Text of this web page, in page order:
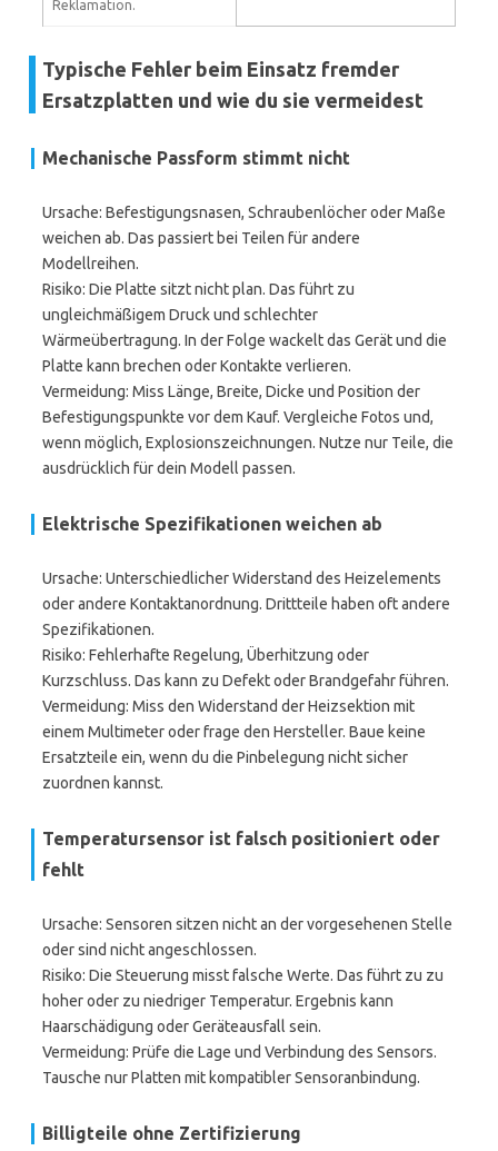
Reklamation.
Typische Fehler beim Einsatz fremder
Ersatzplatten und wie du sie vermeidest
Mechanische Passform stimmt nicht
Ursache: Befestigungsnasen, Schraubenlöcher oder Maße
weichen ab. Das passiert bei Teilen für andere
Modellreihen.
Risiko: Die Platte sitzt nicht plan. Das führt zu
ungleichmäßigem Druck und schlechter
Wärmeübertragung. In der Folge wackelt das Gerät und die
Platte kann brechen oder Kontakte verlieren.
Vermeidung: Miss Länge, Breite, Dicke und Position der
Befestigungspunkte vor dem Kauf. Vergleiche Fotos und,
wenn möglich, Explosionszeichnungen. Nutze nur Teile, die
ausdrücklich für dein Modell passen.
Elektrische Spezifikationen weichen ab
Ursache: Unterschiedlicher Widerstand des Heizelements
oder andere Kontaktanordnung. Drittteile haben oft andere
Spezifikationen.
Risiko: Fehlerhafte Regelung, Überhitzung oder
Kurzschluss. Das kann zu Defekt oder Brandgefahr führen.
Vermeidung: Miss den Widerstand der Heizsektion mit
einem Multimeter oder frage den Hersteller. Baue keine
Ersatzteile ein, wenn du die Pinbelegung nicht sicher
zuordnen kannst.
Temperatursensor ist falsch positioniert oder
fehlt
Ursache: Sensoren sitzen nicht an der vorgesehenen Stelle
oder sind nicht angeschlossen.
Risiko: Die Steuerung misst falsche Werte. Das führt zu zu
hoher oder zu niedriger Temperatur. Ergebnis kann
Haarschädigung oder Geräteausfall sein.
Vermeidung: Prüfe die Lage und Verbindung des Sensors.
Tausche nur Platten mit kompatibler Sensoranbindung.
Billigteile ohne Zertifizierung